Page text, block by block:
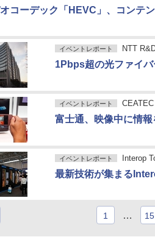
コーデック「HEVC」、コンテ
イベントレポート NTT
1Pbps超の光ファイ
イベントレポート
富士通、映像中に情
イベントレポート Interop
最新技術が集まる
1 … 15